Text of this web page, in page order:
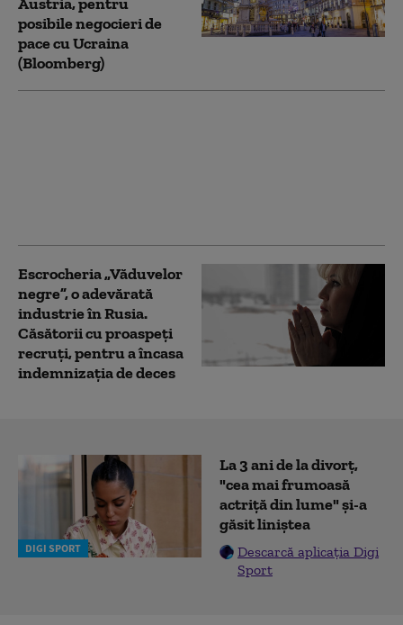
posibile negocieri de
pace cu Ucraina
(Bloomberg)
Escrocheria „Văduvelor
negre”, o adevărată
industrie în Rusia.
Căsătorii cu proaspeți
recruți, pentru a încasa
indemnizaţia de deces
DIGI SPORT
La 3 ani de la divorț,
"cea mai frumoasă
actriță din lume" și-a
găsit liniștea
Descarcă aplicația Digi
Sport